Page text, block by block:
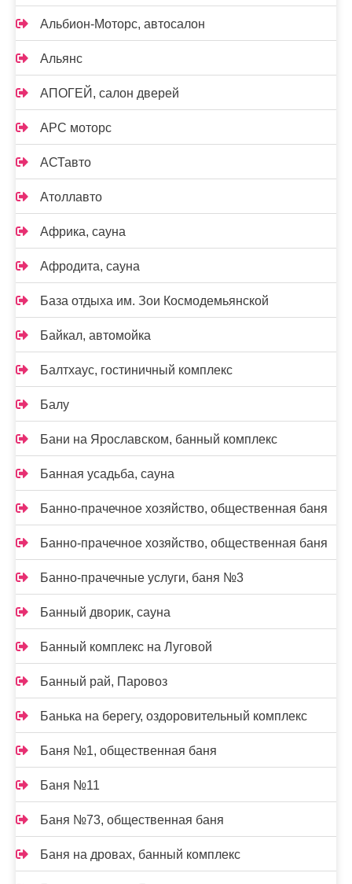
Альбион-Моторс, автосалон
Альянс
АПОГЕЙ, салон дверей
АРС моторс
АСТавто
Атоллавто
Африка, сауна
Афродита, сауна
База отдыха им. Зои Космодемьянской
Байкал, автомойка
Балтхаус, гостиничный комплекс
Балу
Бани на Ярославском, банный комплекс
Банная усадьба, сауна
Банно-прачечное хозяйство, общественная баня
Банно-прачечное хозяйство, общественная баня
Банно-прачечные услуги, баня №3
Банный дворик, сауна
Банный комплекс на Луговой
Банный рай, Паровоз
Банька на берегу, оздоровительный комплекс
Баня №1, общественная баня
Баня №11
Баня №73, общественная баня
Баня на дровах, банный комплекс